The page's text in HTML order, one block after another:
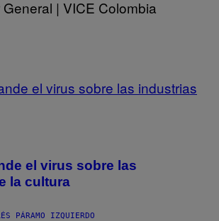
General | VICE Colombia
el virus sobre las
la cultura
PÁRAMO IZQUIERDO